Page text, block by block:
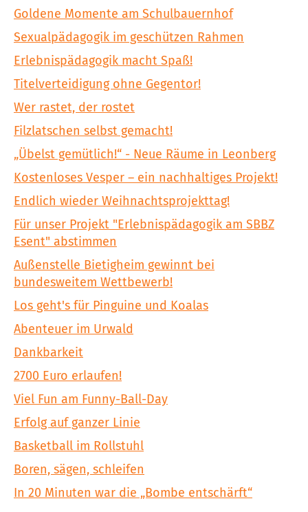
Goldene Momente am Schulbauernhof
Sexualpädagogik im geschützen Rahmen
Erlebnispädagogik macht Spaß!
Titelverteidigung ohne Gegentor!
Wer rastet, der rostet
Filzlatschen selbst gemacht!
„Übelst gemütlich!“ - Neue Räume in Leonberg
Kostenloses Vesper – ein nachhaltiges Projekt!
Endlich wieder Weihnachtsprojekttag!
Für unser Projekt "Erlebnispädagogik am SBBZ
Esent" abstimmen
Außenstelle Bietigheim gewinnt bei
bundesweitem Wettbewerb!
Los geht's für Pinguine und Koalas
Abenteuer im Urwald
Dankbarkeit
2700 Euro erlaufen!
Viel Fun am Funny-Ball-Day
Erfolg auf ganzer Linie
Basketball im Rollstuhl
Boren, sägen, schleifen
In 20 Minuten war die „Bombe entschärft“